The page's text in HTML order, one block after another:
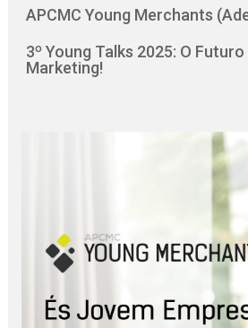
APCMC Young Merchants
3º Young Talks 2025: O
Marketing!